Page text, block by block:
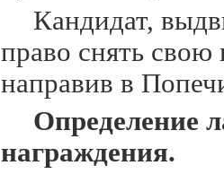
Кандидат,
право снять свою
направив в
Определение
награждения.